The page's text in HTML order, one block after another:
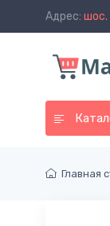
Адрес: шос.
Главная